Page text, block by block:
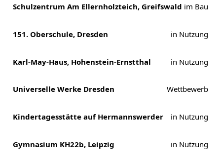
Schulzentrum Am Ellernholzteich, Greifswald im Bau
151. Oberschule, Dresden in Nutzung
Karl-May-Haus, Hohenstein-Ernstthal in Nutzung
Universelle Werke Dresden Wettbewerb
Kindertagesstätte auf Hermannswerder in Nutzung
Gymnasium KH22b, Leipzig in Nutzung